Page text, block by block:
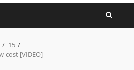
15
cost [VIDEO]